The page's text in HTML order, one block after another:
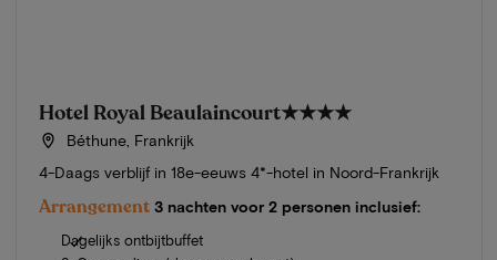
Hotel Royal Beaulaincourt★★★★
Béthune, Frankrijk
4-Daags verblijf in 18e-eeuws 4*-hotel in Noord-Frankrijk
Arrangement 3 nachten voor 2 personen inclusief:
Dagelijks ontbijtbuffet